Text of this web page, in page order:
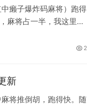
癞子爆炸码麻将）跑得
怕微信封号默往聊天 2
新
将推倒胡，跑得快。随